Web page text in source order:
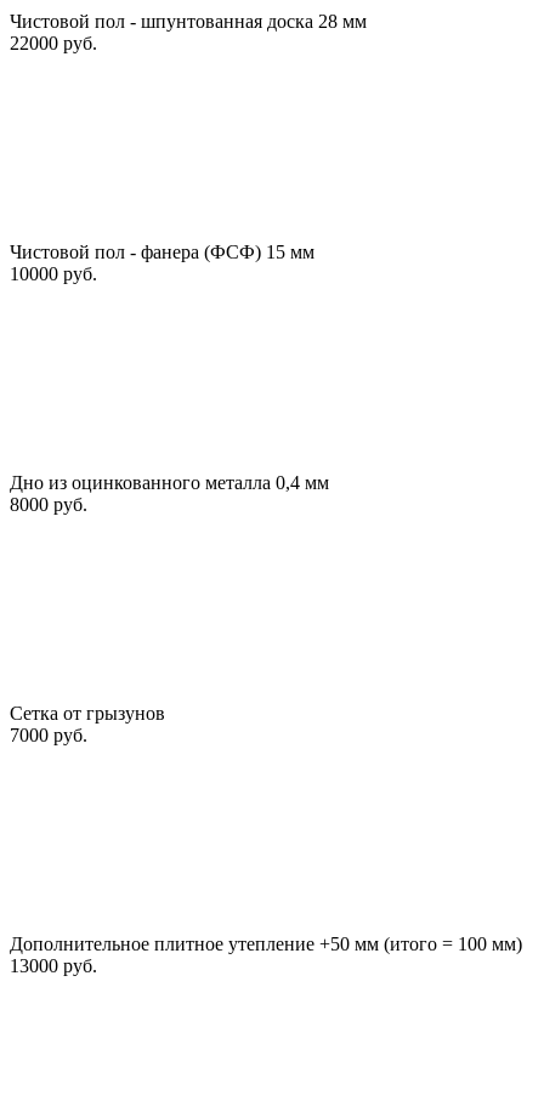
Чистовой пол - шпунтованная доска 28 мм
22000 руб.
Чистовой пол - фанера (ФСФ) 15 мм
10000 руб.
Дно из оцинкованного металла 0,4 мм
8000 руб.
Сетка от грызунов
7000 руб.
Дополнительное плитное утепление +50 мм (итого = 100 мм)
13000 руб.